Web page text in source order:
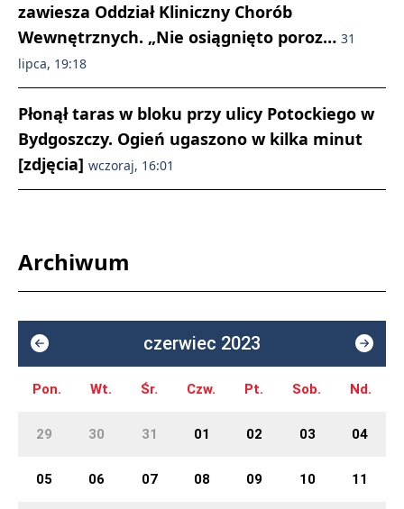
zawiesza Oddział Kliniczny Chorób
Wewnętrznych. „Nie osiągnięto poroz… 31
lipca, 19:18
Płonął taras w bloku przy ulicy Potockiego w
Bydgoszczy. Ogień ugaszono w kilka minut
[zdjęcia] wczoraj, 16:01
Archiwum
czerwiec 2023
Pon. Wt. Śr. Czw. Pt. Sob. Nd.
29 30 31 01 02 03 04
05 06 07 08 09 10 11